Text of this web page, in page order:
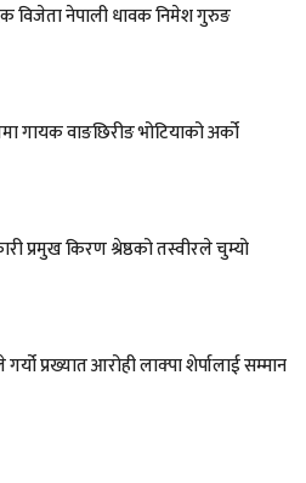
विजेता नेपाली धावक निमेश गुरुङ
गायक वाङछिरीङ भोटियाको अर्को
प्रमुख किरण श्रेष्ठको तस्वीरले चुम्यो
प्रख्यात आरोही लाक्पा शेर्पालाई सम्मान